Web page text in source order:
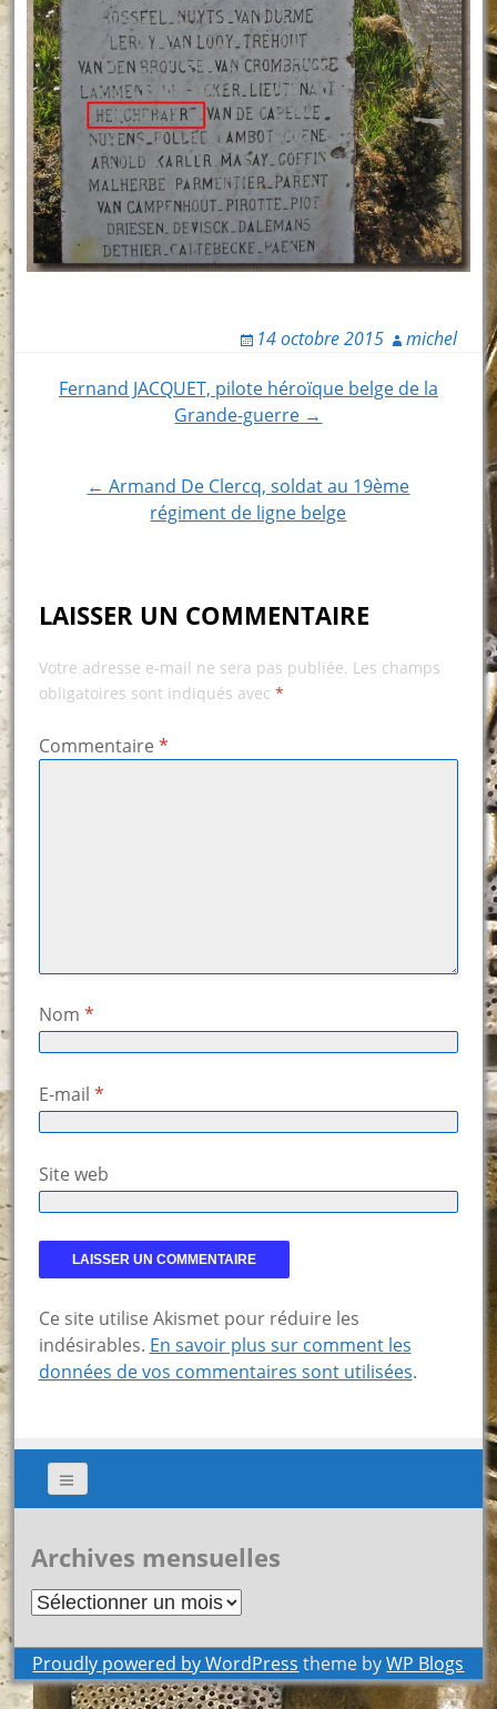
14 octobre 2015 michel
Post
Fernand JACQUET, pilote héroïque belge de la
Grande-guerre →
← Armand De Clercq, soldat au 19ème
régiment de ligne belge
LAISSER UN COMMENTAIRE
Votre adresse e-mail ne sera pas publiée. Les champs
obligatoires sont indiqués avec *
Commentaire *
Nom *
E-mail *
Site web
Ce site utilise Akismet pour réduire les
indésirables. En savoir plus sur comment les
données de vos commentaires sont utilisées.
Archives mensuelles
Archives
Proudly powered by WordPress theme byWP Blogs